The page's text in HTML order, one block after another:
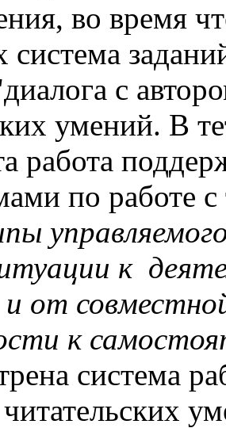
во время
система
с
умений. В
работа
по работе с
к
от
к
система